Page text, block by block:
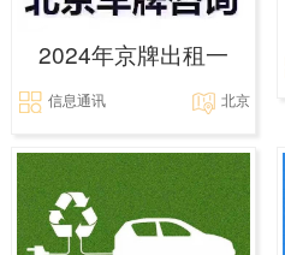
2024年京牌出租一
信息通讯 北京